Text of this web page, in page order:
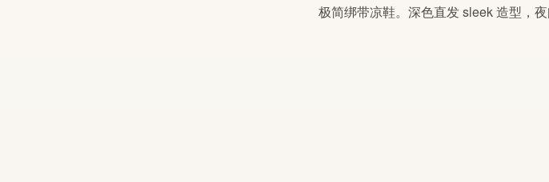
极简绑带凉鞋。深色直发 sleek 造型，